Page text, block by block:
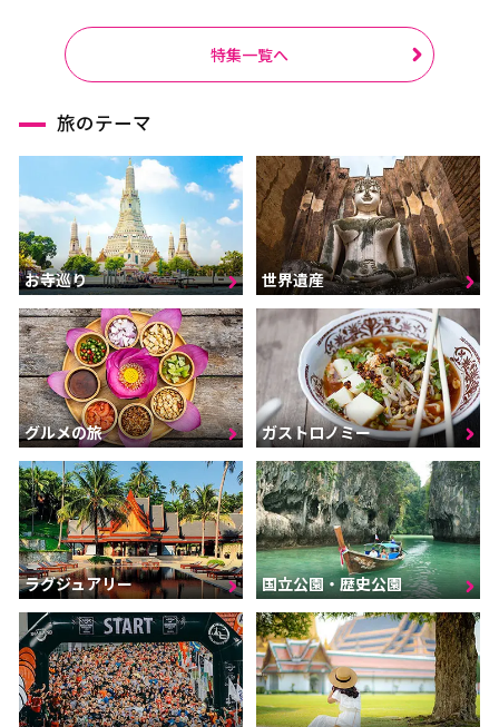
特集一覧へ
旅のテーマ
お寺巡り 世界遺産
グルメの旅 ガストロノミー
ラグジュアリー 国立公園・歴史公園